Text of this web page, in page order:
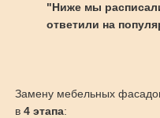
"Ниже мы
ответили на
Замену мебельных
в 4 этапа: